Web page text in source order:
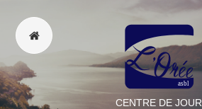
CENTRE DE JOUR